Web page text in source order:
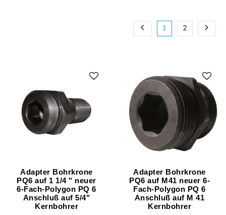
1 2
Adapter Bohrkrone
PQ6 auf 1 1/4 " neuer
6-Fach-Polygon PQ 6
Anschluß auf 5/4"
Kernbohrer
Adapter Bohrkrone
PQ6 auf M41 neuer 6-
Fach-Polygon PQ 6
Anschluß auf M 41
Kernbohrer